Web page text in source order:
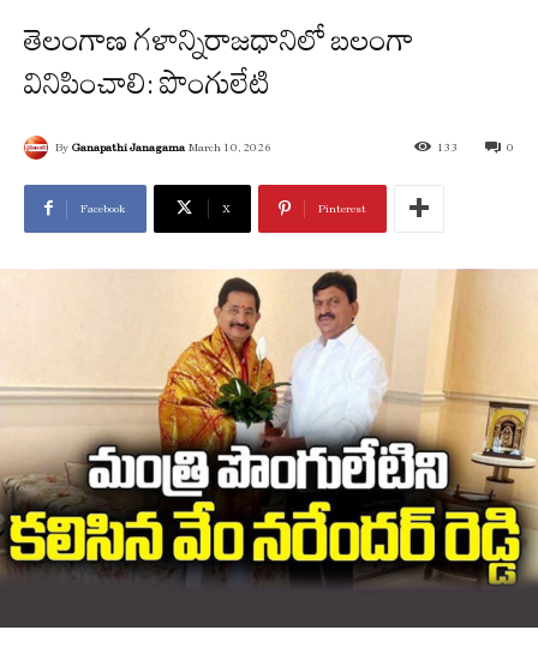
తెలంగాణ గ‌ళాన్నిరాజ‌ధానిలో బ‌లంగా
వినిపించాలి: పొంగులేటి
By Ganapathi Janagama March 10, 2026 0
133
Facebook X Pinterest